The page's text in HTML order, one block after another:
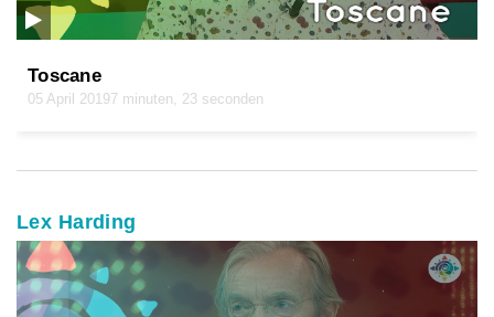
Toscane
05 April 20197 minuten, 23 seconden
Lex Harding